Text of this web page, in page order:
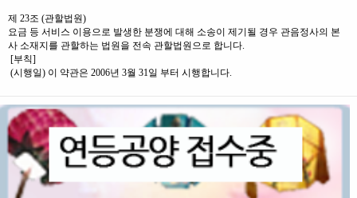
제 23조 (관할법원)
요금 등 서비스 이용으로 발생한 분쟁에 대해 소송이 제기될 경우 관음정사의 본
사 소재지를 관할하는 법원을 전속 관할법원으로 합니다.
[부칙]
(시행일) 이 약관은 2006년 3월 31일 부터 시행합니다.